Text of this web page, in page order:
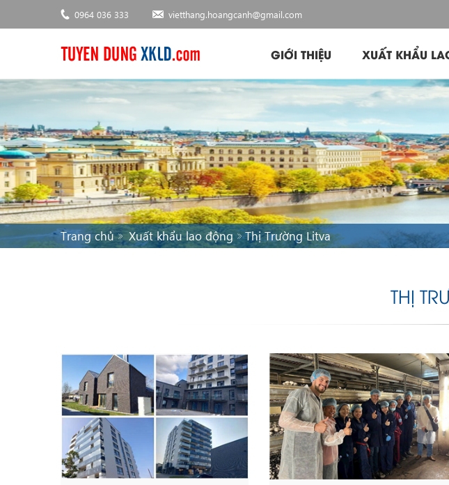
0964 036 333 vietthang.hoangcanh@gmail.com
GIỚI THIỆU XUẤT KHẨU
Trang chủ Xuất khẩu lao động Thị Trường Litva
THỊ